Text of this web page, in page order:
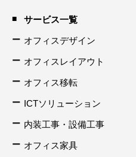
サービス一覧
オフィスデザイン
オフィスレイアウト
オフィス移転
ICTソリューション
内装工事・設備工事
オフィス家具